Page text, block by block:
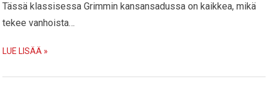
Tässä klassisessa Grimmin kansansadussa on kaikkea, mikä
tekee vanhoista…
LUE LISÄÄ »